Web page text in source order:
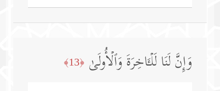
وَإِنَّ لَنَا لَلۡـَٔاخِرَةَ وَٱلۡأُولَىٰ ﴿13﴾